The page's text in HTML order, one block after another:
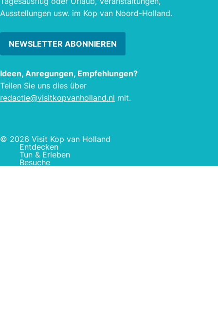
Ausstellungen usw. im Kop van Noord-Holland.
NEWSLETTER ABONNIEREN
Ideen, Anregungen, Empfehlungen?
Teilen Sie uns dies über
redactie@visitkopvanholland.nl mit.
© 2026 Visit Kop van Holland
Entdecken
Tun & Erleben
Besuche